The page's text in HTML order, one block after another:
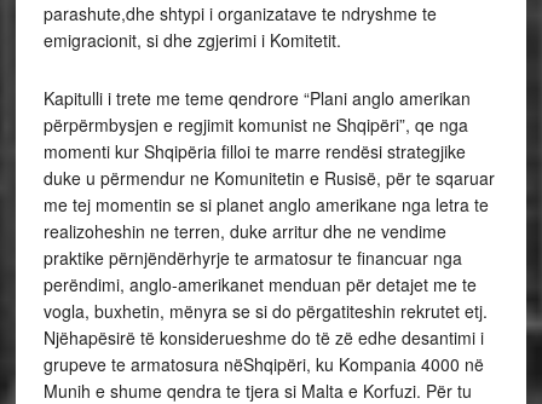
parashute,dhe shtypi i organizatave te ndryshme te
emigracionit, si dhe zgjerimi i Komitetit.
Kapitulli i trete me teme qendrore “Plani anglo amerikan
përpërmbysjen e regjimit komunist ne Shqipëri”, qe nga
momenti kur Shqipëria filloi te marre rendësi strategjike
duke u përmendur ne Komunitetin e Rusisë, për te sqaruar
me tej momentin se si planet anglo amerikane nga letra te
realizoheshin ne terren, duke arritur dhe ne vendime
praktike përnjëndërhyrje te armatosur te financuar nga
perëndimi, anglo-amerikanet menduan për detajet me te
vogla, buxhetin, mënyra se si do përgatiteshin rekrutet etj.
Njëhapësirë të konsiderueshme do të zë edhe desantimi i
grupeve te armatosura nëShqipëri, ku Kompania 4000 në
Munih e shume qendra te tjera si Malta e Korfuzi. Për tu